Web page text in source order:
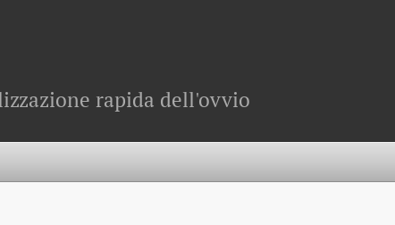
rapida dell'ovvio